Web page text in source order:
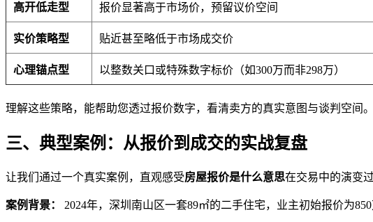
高开低走型 报价显著高于市场价，预留议价空间
实价策略型 贴近甚至略低于市场成交价
心理锚点型 以整数关口或特殊数字标价（如300万而非298万）
理解这些策略，能帮助您透过报价数字，看清卖方的真实意图与谈判空间。
三、典型案例：从报价到成交的实战复盘
让我们通过一个真实案例，直观感受房屋报价是什么意思在交易中的演变过
案例背景： 2024年，深圳南山区一套89㎡的二手住宅，业主初始报价为